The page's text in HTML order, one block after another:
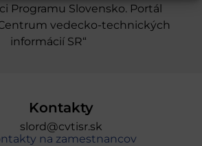
Programu Slovensko. Portál
vedecko-technických
informácií SR“
Kontakty
slord@cvtisr.sk
na zamestnancov